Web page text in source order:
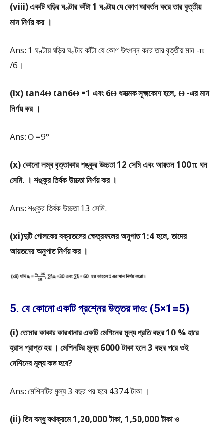
(viii) একটি ঘড়ির ঘণ্টার কাঁটা 1 ঘণ্টায় যে কোণ আবর্তন করে তার বৃত্তীয়
মান নির্ণয় কর ।
Ans: 1 ঘণ্টায় ঘড়ির ঘণ্টার কাঁটা যে কোণ উৎপন্ন করে তার বৃত্তীয় মান -π
/6।
(ix) tan4ϴ tan6ϴ =1 এবং 6ϴ ধনাত্মক সূক্ষ্মকোণ হলে, ϴ -এর মান
নির্ণয় কর ।
Ans: ϴ =9°
(x) কোনো লম্ব বৃত্তাকার শঙ্কুর উচ্চতা 12 সেমি এবং আয়তন 100π ঘন
সেমি. । শঙ্কুর তির্যক উচ্চতা নির্ণয় কর ।
Ans: শঙ্কুর তির্যক উচ্চতা 13 সেমি.
(xi)দুটি গোলকের বক্রতলের ক্ষেত্রফলের অনুপাত 1:4 হলে, তাদের
আয়তনের অনুপাত নির্ণয় কর ।
5. যে কোনো একটি প্রশ্নের উত্তর দাও: (5×1=5)
(i) তোমার কাকার কারখানার একটি মেশিনের মূল্য প্রতি বছর 10 % হারে
হ্রাস প্রাপ্ত হয় । মেশিনটির মূল্য 6000 টাকা হলে 3 বছর পরে ওই
মেশিনের মূল্য কত হবে?
Ans: মেশিনটির মূল্য 3 বছর পর হবে 4374 টাকা ।
(ii) তিন বন্ধু যথাক্রমে 1,20,000 টাকা, 1,50,000 টাকা ও